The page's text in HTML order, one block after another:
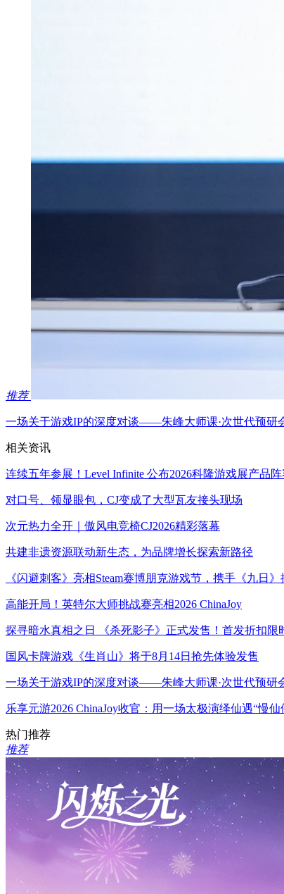
推荐
一场关于游戏IP的深度对谈——朱峰大师课·次世代预研
相关资讯
连续五年参展！Level Infinite 公布2026科隆游戏展产品阵
对口号、领显眼包，CJ变成了大型瓦友接头现场
次元热力全开｜傲风电竞椅CJ2026精彩落幕
共建非遗资源联动新生态，为品牌增长探索新路径
《闪避刺客》亮相Steam赛博朋克游戏节，携手《九日
高能开局！英特尔大师挑战赛亮相2026 ChinaJoy
探寻暗水真相之日 《杀死影子》正式发售！首发折扣限
国风卡牌游戏《生肖山》将于8月14日抢先体验发售
一场关于游戏IP的深度对谈——朱峰大师课·次世代预研
乐享元游2026 ChinaJoy收官：用一场太极演绎仙遇“慢仙
热门推荐
推荐